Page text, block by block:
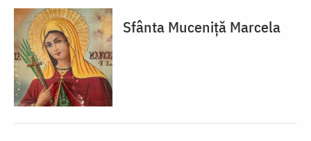
Sfânta Muceniță Marcela